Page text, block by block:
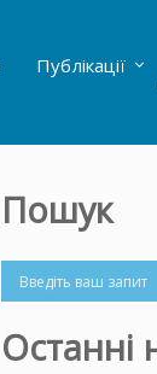
Публікації
Пошук
Останні